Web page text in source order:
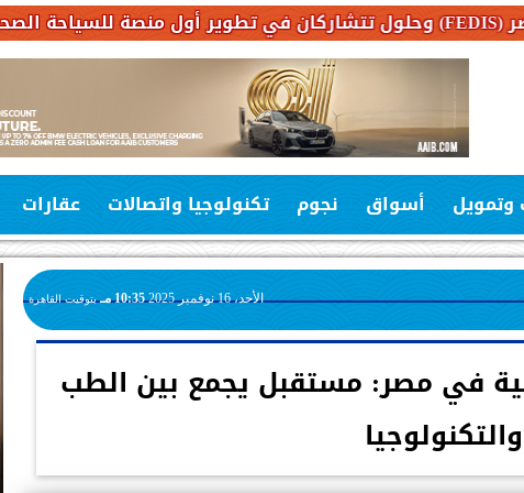
وتمويل أسواق نجوم تكنولوجيا واتصالات عقارات
الأحد، 16 نوفمبر 2025 10:35 مـ بتوقيت القاهرة
في مصر: مستقبل يجمع بين الطب
والتكنولوجيا